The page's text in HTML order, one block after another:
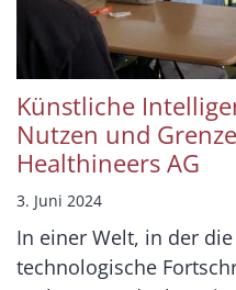
Künstliche
Nutzen und
Healthineers AG
3. Juni 2024
In einer Welt, in der
technologische